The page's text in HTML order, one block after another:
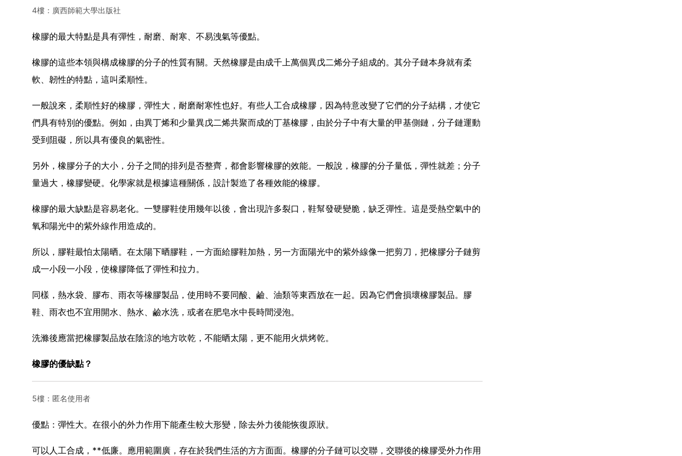
4樓：廣西師範大學出版社
橡膠的最大特點是具有彈性，耐磨、耐寒、不易洩氣等優點。
橡膠的這些本領與構成橡膠的分子的性質有關。天然橡膠是由成千上萬個異戊二烯分子組成的。其分子鏈本身就有柔
軟、韌性的特點，這叫柔順性。
一般說來，柔順性好的橡膠，彈性大，耐磨耐寒性也好。有些人工合成橡膠，因為特意改變了它們的分子結構，才使它
們具有特別的優點。例如，由異丁烯和少量異戊二烯共聚而成的丁基橡膠，由於分子中有大量的甲基側鏈，分子鏈運動
受到阻礙，所以具有優良的氣密性。
另外，橡膠分子的大小，分子之間的排列是否整齊，都會影響橡膠的效能。一般說，橡膠的分子量低，彈性就差；分子
量過大，橡膠變硬。化學家就是根據這種關係，設計製造了各種效能的橡膠。
橡膠的最大缺點是容易老化。一雙膠鞋使用幾年以後，會出現許多裂口，鞋幫發硬變脆，缺乏彈性。這是受熱空氣中的
氧和陽光中的紫外線作用造成的。
所以，膠鞋最怕太陽晒。在太陽下晒膠鞋，一方面給膠鞋加熱，另一方面陽光中的紫外線像一把剪刀，把橡膠分子鏈剪
成一小段一小段，使橡膠降低了彈性和拉力。
同樣，熱水袋、膠布、雨衣等橡膠製品，使用時不要同酸、鹼、油類等東西放在一起。因為它們會損壞橡膠製品。膠
鞋、雨衣也不宜用開水、熱水、鹼水洗，或者在肥皂水中長時間浸泡。
洗滌後應當把橡膠製品放在陰涼的地方吹乾，不能晒太陽，更不能用火烘烤乾。
橡膠的優缺點？
5樓：匿名使用者
優點：彈性大。在很小的外力作用下能產生較大形變，除去外力後能恢復原狀。
可以人工合成，**低廉。應用範圍廣，存在於我們生活的方方面面。橡膠的分子鏈可以交聯，交聯後的橡膠受外力作用